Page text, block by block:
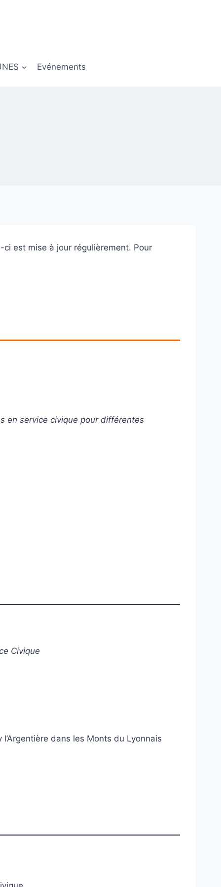
Evénements
ci est mise à jour régulièrement. Pour
en service civique pour différentes
Civique
dans les Monts du Lyonnais